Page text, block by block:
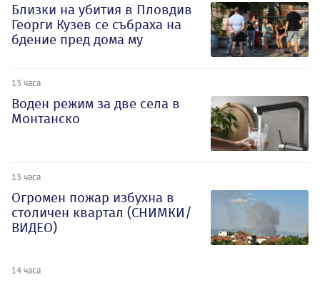
Близки на убития в Пловдив
Георги Кузев се събраха на
бдение пред дома му
13 часа
Воден режим за две села в
Монтанско
13 часа
Огромен пожар избухна в
столичен квартал (СНИМКИ/
ВИДЕО)
14 часа